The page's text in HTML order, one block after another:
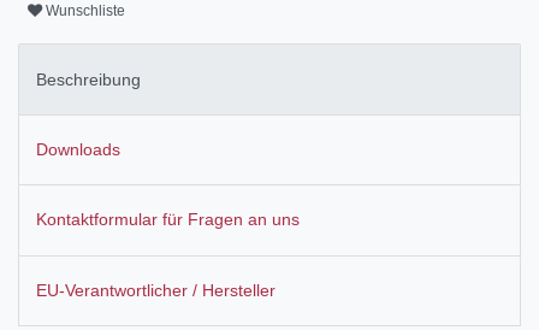
Wunschliste
Beschreibung
Downloads
Kontaktformular für Fragen an uns
EU-Verantwortlicher / Hersteller